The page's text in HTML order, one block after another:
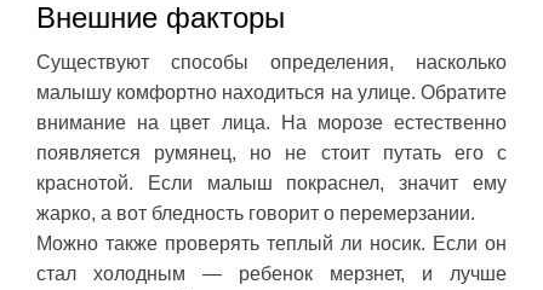
Внешние факторы
Существуют способы определения, насколько
малышу комфортно находиться на улице. Обратите
внимание на цвет лица. На морозе естественно
появляется румянец, но не стоит путать его с
краснотой. Если малыш покраснел, значит ему
жарко, а вот бледность говорит о перемерзании.
Можно также проверять теплый ли носик. Если он
стал холодным — ребенок мерзнет, и лучше